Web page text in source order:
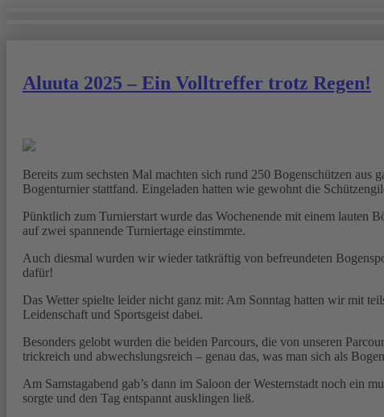
Aluuta 2025 – Ein Volltreffer trotz Regen!
Bereits zum sechsten Mal machten sich rund 250 Bogenschützen
Bogenturnier stattfand. Eingeladen hatten wie gewohnt die
Pünktlich zum Turnierstart wurde das Wochenende mit einem lauten
auf zwei spannende Turniertage einstimmte.
Auch diesmal wurden wir wieder tatkräftig von befreundeten
dafür!
Das Wetter spielte leider nicht ganz mit: Am Sonntag hatten wir mit
Leidenschaft und Sportsgeist dabei.
Besonders gelobt wurden die beiden Parcours, die von unseren
trickreich und abwechslungsreich – genau das, was man sich als
Am Samstagabend gab’s dann im Saloon der Westernstadt noch ein
sorgte und den Tag entspannt ausklingen ließ.